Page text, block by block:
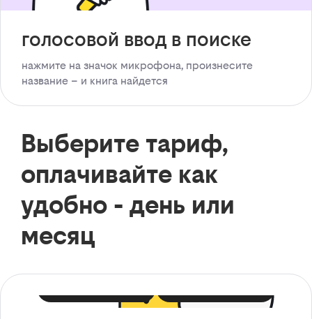
голосовой ввод в поиске
нажмите на значок микрофона, произнесите
название – и книга найдется
Выберите тариф,
оплачивайте как
удобно - день или
месяц